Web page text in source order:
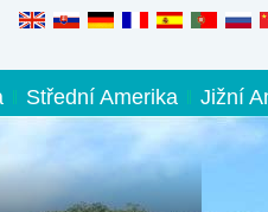
Střední Amerika Jižní